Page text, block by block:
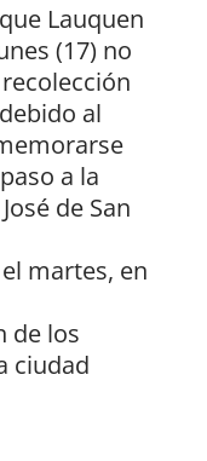
Lauquen
(17) no
al
a la
de San
martes, en
de los
ciudad